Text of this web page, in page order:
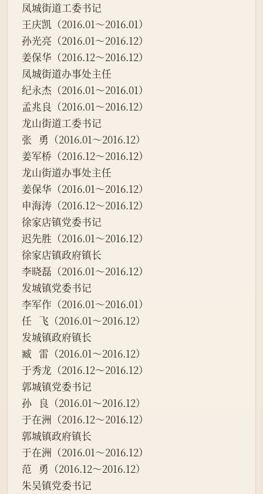
凤城街道工委书记
王庆凯（2016.01～2016.01）
孙光亮（2016.01～2016.12）
姜保华（2016.12～2016.12）
凤城街道办事处主任
纪永杰（2016.01～2016.01）
孟兆良（2016.01～2016.12）
龙山街道工委书记
张   勇（2016.01～2016.12）
姜军桥（2016.12～2016.12）
龙山街道办事处主任
姜保华（2016.01～2016.12）
申海涛（2016.12～2016.12）
徐家店镇党委书记
迟先胜（2016.01～2016.12）
徐家店镇政府镇长
李晓磊（2016.01～2016.12）
发城镇党委书记
李军作（2016.01～2016.01）
任   飞（2016.01～2016.12）
发城镇政府镇长
臧   雷（2016.01～2016.12）
于秀龙（2016.12～2016.12）
郭城镇党委书记
孙   良（2016.01～2016.12）
于在洲（2016.12～2016.12）
郭城镇政府镇长
于在洲（2016.01～2016.12）
范   勇（2016.12～2016.12）
朱吴镇党委书记